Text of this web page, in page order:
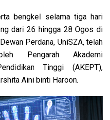
bengkel selama tiga hari
dari 26 hingga 28 Ogos di
Perdana, UniSZA, telah
Pengarah Akademi
Tinggi (AKEPT),
Aini binti Haroon.